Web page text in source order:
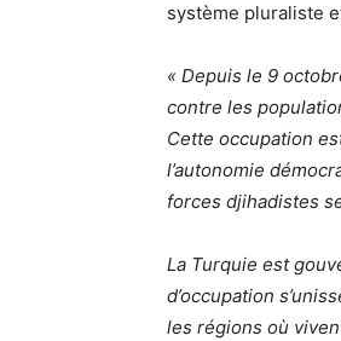
système pluraliste
« Depuis le 9
contre les
Cette occupation
l’autonomie
forces djihadistes
La Turquie est
d’occupation
les régions où